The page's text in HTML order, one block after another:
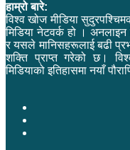
हाम्रो बारे:
विश्व खोज मीडिया
मिडिया नेटवर्क हो ।
र यसले मानिसहरूलाई बढी
शक्ति प्राप्त गरेको छ।
मिडियाको इतिहासमा नयाँ